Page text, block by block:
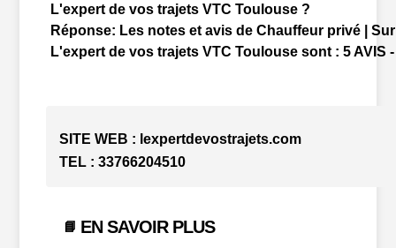
L'expert de vos trajets VTC Toulouse ?
Réponse: Les notes et avis de Chauffeur privé |
L'expert de vos trajets VTC Toulouse sont : 5 AVIS
SITE WEB : lexpertdevostrajets.com
TEL :33766204510
📘 EN SAVOIR PLUS